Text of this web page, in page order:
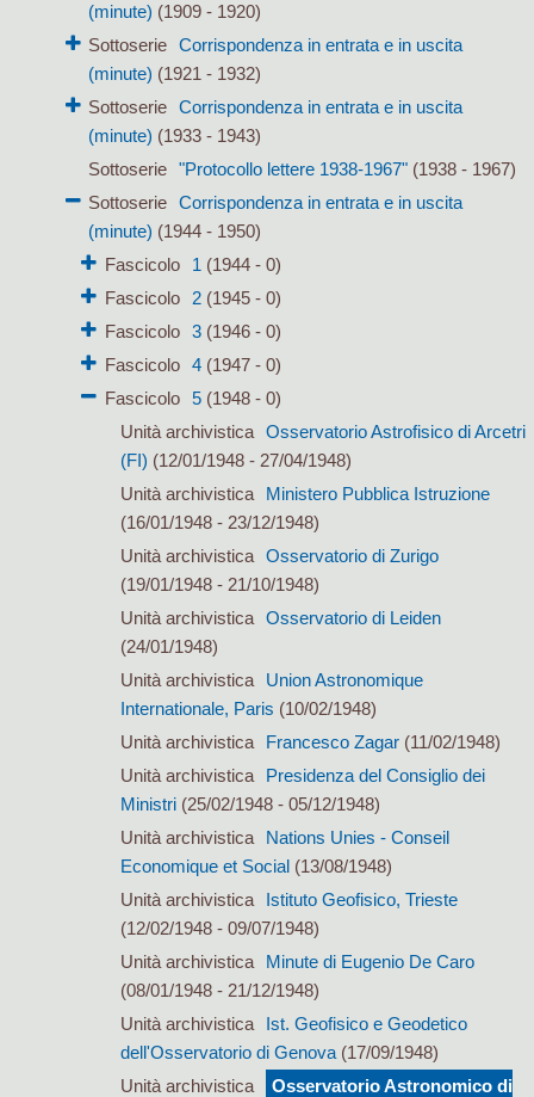
(minute) (1909 - 1920)
Sottoserie
Corrispondenza in entrata e in uscita
(minute) (1921 - 1932)
Sottoserie
Corrispondenza in entrata e in uscita
(minute) (1933 - 1943)
Sottoserie
"Protocollo lettere 1938-1967" (1938 - 1967)
Sottoserie
Corrispondenza in entrata e in uscita
(minute) (1944 - 1950)
Fascicolo
1 (1944 - 0)
Fascicolo
2(1945 - 0)
Fascicolo
3(1946 - 0)
Fascicolo
4(1947 - 0)
Fascicolo
5(1948 - 0)
Unità archivistica Osservatorio Astrofisico di Arcetri
(FI) (12/01/1948 - 27/04/1948)
Unità archivistica
Ministero Pubblica Istruzione
(16/01/1948 - 23/12/1948)
Unità archivistica Osservatorio di Zurigo
(19/01/1948 - 21/10/1948)
Unità archivistica Osservatorio di Leiden
(24/01/1948)
Unità archivistica
Union Astronomique
Internationale, Paris (10/02/1948)
Unità archivistica
Francesco Zagar(11/02/1948)
Unità archivistica
Presidenza del Consiglio dei
Ministri(25/02/1948 - 05/12/1948)
Unità archivistica
Nations Unies - Conseil
Economique et Social(13/08/1948)
Unità archivistica
Istituto Geofisico, Trieste
(12/02/1948 - 09/07/1948)
Unità archivistica
Minute di Eugenio De Caro
(08/01/1948 - 21/12/1948)
Unità archivistica
Ist. Geofisico e Geodetico
dell'Osservatorio di Genova(17/09/1948)
Unità archivistica
Osservatorio Astronomico di